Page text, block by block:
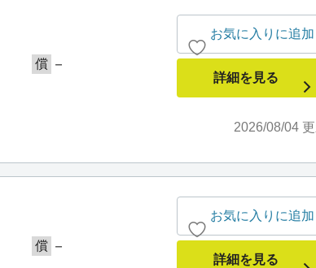
償 －
2026/08/04
お気に入りに追加
詳細を見る
償 －
お気に入りに追加
詳細を見る